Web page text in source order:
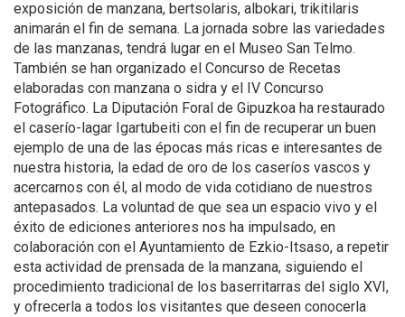
exposición de manzana, bertsolaris, albokari, trikitilaris
animarán el fin de semana. La jornada sobre las variedades
de las manzanas, tendrá lugar en el Museo San Telmo.
También se han organizado el Concurso de Recetas
elaboradas con manzana o sidra y el IV Concurso
Fotográfico. La Diputación Foral de Gipuzkoa ha restaurado
el caserío-lagar Igartubeiti con el fin de recuperar un buen
ejemplo de una de las épocas más ricas e interesantes de
nuestra historia, la edad de oro de los caseríos vascos y
acercarnos con él, al modo de vida cotidiano de nuestros
antepasados. La voluntad de que sea un espacio vivo y el
éxito de ediciones anteriores nos ha impulsado, en
colaboración con el Ayuntamiento de Ezkio-Itsaso, a repetir
esta actividad de prensada de la manzana, siguiendo el
procedimiento tradicional de los baserritarras del siglo XVI,
y ofrecerla a todos los visitantes que deseen conocerla